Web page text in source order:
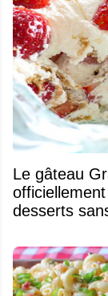
Le gâteau Graham et fraises se mérite
desserts